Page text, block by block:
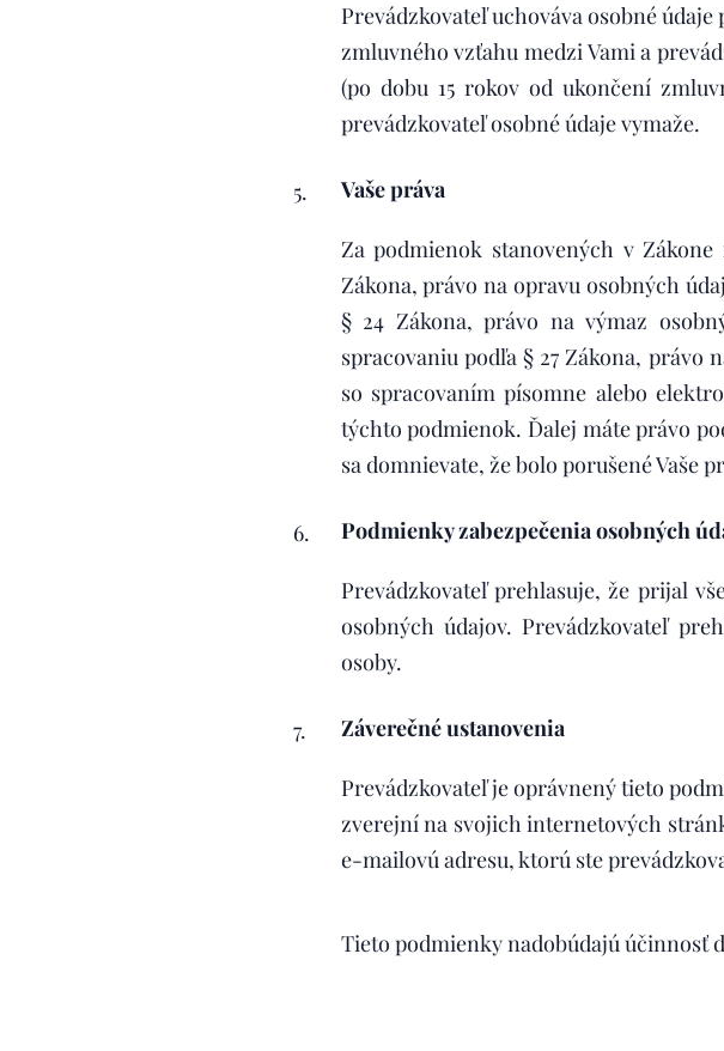
Prevádzkovateľ uchováva osobné
zmluvného vzťahu medzi Vami a
(po dobu 15 rokov od ukončení
prevádzkovateľ osobné údaje vymaže.
Vaše práva
Za podmienok stanovených v
Zákona, právo na opravu osobných
§ 24 Zákona, právo na výmaz
spracovaniu podľa § 27 Zákona, právo
so spracovaním písomne alebo
týchto podmienok. Ďalej máte právo
sa domnievate, že bolo porušené Vaše
Podmienky zabezpečenia osobných
Prevádzkovateľ prehlasuje, že prijal
osobných údajov. Prevádzkovateľ
osoby.
Záverečné ustanovenia
Prevádzkovateľ je oprávnený tieto
zverejní na svojich internetových
e-mailovú adresu, ktorú ste
Tieto podmienky